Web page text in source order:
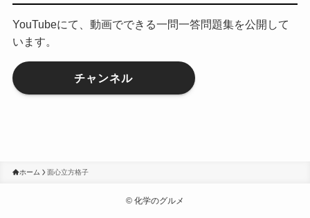
YouTubeにて、動画でできる一問一答問題集を公開して
います。
チャンネル
ホーム 面心立方格子
© 化学のグルメ